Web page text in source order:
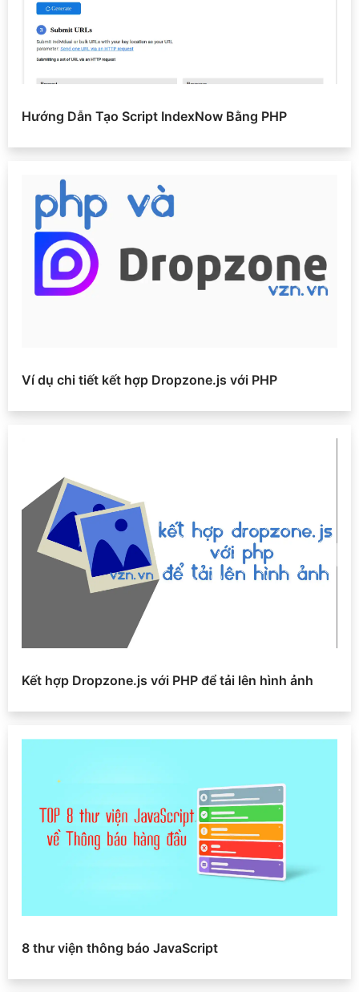
Hướng Dẫn Tạo Script IndexNow Bằng PHP
Ví dụ chi tiết kết hợp Dropzone.js với PHP
Kết hợp Dropzone.js với PHP để tải lên hình ảnh
8 thư viện thông báo JavaScript